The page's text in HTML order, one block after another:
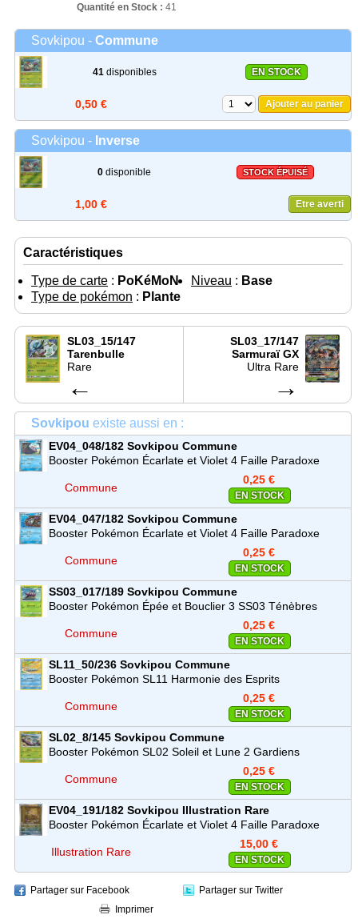
Quantité en Stock : 41
Sovkipou - Commune
41 disponibles EN STOCK
0,50 € Ajouter au panier
Sovkipou - Inverse
0 disponible STOCK ÉPUISÉ
1,00 € Etre averti
Caractéristiques
Type de carte : PoKéMoN Niveau : Base
Type de pokémon : Plante
SL03_15/147
Tarenbulle
Rare
←
SL03_17/147
Sarmuraï GX
Ultra Rare
→
Sovkipou existe aussi en :
EV04_048/182 Sovkipou Commune
Booster Pokémon Écarlate et Violet 4 Faille Paradoxe
Commune
0,25 €
EN STOCK
EV04_047/182 Sovkipou Commune
Booster Pokémon Écarlate et Violet 4 Faille Paradoxe
Commune
0,25 €
EN STOCK
SS03_017/189 Sovkipou Commune
Booster Pokémon Épée et Bouclier 3 SS03 Ténèbres
Commune
0,25 €
EN STOCK
SL11_50/236 Sovkipou Commune
Booster Pokémon SL11 Harmonie des Esprits
Commune
0,25 €
EN STOCK
SL02_8/145 Sovkipou Commune
Booster Pokémon SL02 Soleil et Lune 2 Gardiens
Commune
0,25 €
EN STOCK
EV04_191/182 Sovkipou Illustration Rare
Booster Pokémon Écarlate et Violet 4 Faille Paradoxe
Illustration Rare
15,00 €
EN STOCK
Partager sur Facebook
Partager sur Twitter
Imprimer